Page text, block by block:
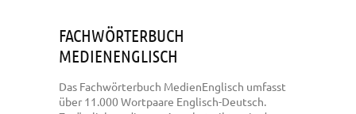
FACHWÖRTERBUCH
MEDIENENGLISCH
Das Fachwörterbuch MedienEnglisch umfasst
über 11.000 Wortpaare Englisch-Deutsch.